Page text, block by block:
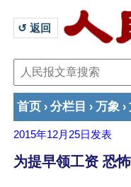
↺ 返回
首页 › 分栏目 › 万象 ›
2015年12月25日 发表
为提早领工资 恐